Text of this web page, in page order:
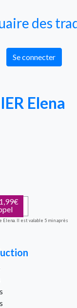
des
Se connecter
Elena
1,99€
Il est valable 5 min après